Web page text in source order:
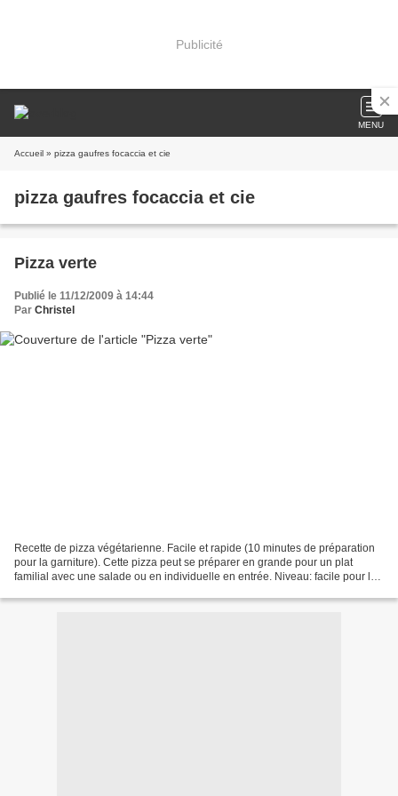
Publicité
MENU
Accueil » pizza gaufres focaccia et cie
pizza gaufres focaccia et cie
Pizza verte
Publié le 11/12/2009 à 14:44
Par Christel
Recette de pizza végétarienne. Facile et rapide (10 minutes de préparation
pour la garniture). Cette pizza peut se préparer en grande pour un plat
familial avec une salade ou en individuelle en entrée. Niveau: facile pour la